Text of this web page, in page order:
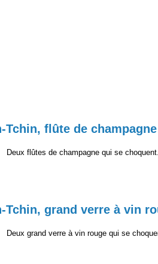
Tchin, flûte de champagne
Deux flûtes de champagne qui se choquent.
Tchin, grand verre à vin
Deux grand verre à vin rouge qui se